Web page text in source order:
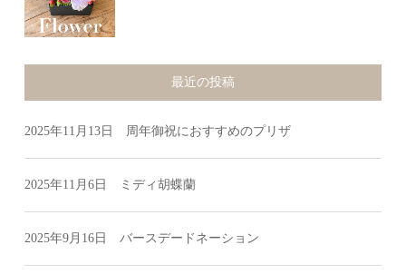
最近の投稿
2025年11月13日 周年御祝におすすめのプリザ
2025年11月6日 ミディ胡蝶蘭
2025年9月16日 バースデードネーション